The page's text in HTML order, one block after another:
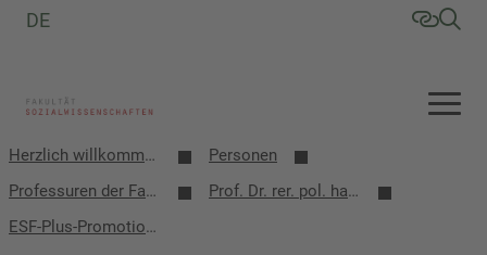
DE
Herzlich willkommen an der Fakultät Sozialwissenschaften
Personen
Professuren der Fakultät
Prof. Dr. rer. pol. habil. Knut Petzold
ESF-Plus-Promotionsstipendium